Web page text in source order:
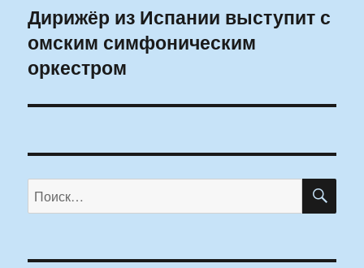
Следующая
запись:
Дирижёр из Испании выступит с
омским симфоническим
оркестром
Искать: